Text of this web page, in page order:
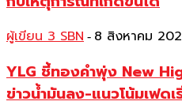
ผู้เขียน 3 SBN - 8 สิงหาคม
YLG ชี้ทองคำพุ่ง New
ข่าวน้ำมันลง-แนวโน้มเฟด